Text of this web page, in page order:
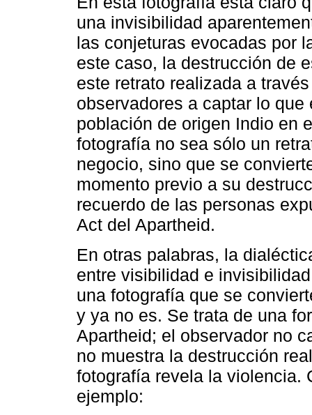
una invisibilidad
las conjeturas evocadas por
este caso, la destrucción de
este retrato realizada a
observadores a captar lo
población de origen Indio en
fotografía no sea sólo un
negocio, sino que se
momento previo a su
recuerdo de las personas
Act del Apartheid.
En otras palabras, la
entre visibilidad e
una fotografía que se
y ya no es. Se trata de una
Apartheid; el observador no
no muestra la destrucción
fotografía revela la violencia.
ejemplo: